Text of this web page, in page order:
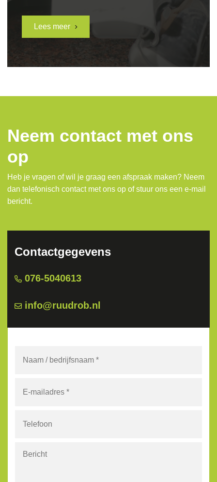
Lees meer
Neem contact met ons
op
Heb je vragen of wil je graag een afspraak maken? Neem
dan telefonisch contact met ons op of stuur ons een e-mail
bericht.
Contactgegevens
076-5040613
info@ruudrob.nl
mailadres *